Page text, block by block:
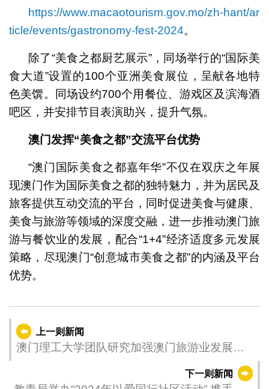
https://www.macaotourism.gov.mo/zh-hant/ar
ticle/events/gastronomy-fest-2024。
除了“美食之都厨艺展示”，同场举行的“国际美
食大道”设置的100个亚洲美食展位，呈献各地特
色美馔。同场设约700个用餐位、游戏区及滨海酒
吧区，并安排节目表演助兴，提升气氛。
澳门发挥“美食之都”交流平台优势
“澳门国际美食之都嘉年华”不仅在双庆之年展
现澳门作为国际美食之都的独特魅力，并为居民及
旅客提供互动交流的平台，同时促进美食与健康、
美食与旅游等领域的深度交融，进一步推动澳门旅
游与餐饮业的发展，配合“1+4”经济适度多元发展
策略，尽现澳门“创意城市美食之都”的内涵及平台
优势。
上一则新闻
澳门理工大学团队研究加强澳门旅游业发展竞
下一则新闻